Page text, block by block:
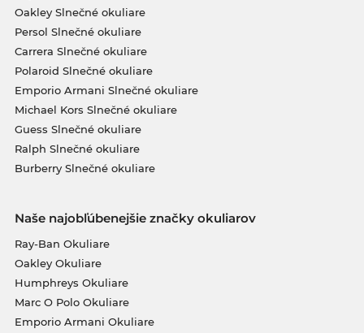
Oakley Slnečné okuliare
Persol Slnečné okuliare
Carrera Slnečné okuliare
Polaroid Slnečné okuliare
Emporio Armani Slnečné okuliare
Michael Kors Slnečné okuliare
Guess Slnečné okuliare
Ralph Slnečné okuliare
Burberry Slnečné okuliare
Naše najobľúbenejšie značky okuliarov
Ray-Ban Okuliare
Oakley Okuliare
Humphreys Okuliare
Marc O Polo Okuliare
Emporio Armani Okuliare